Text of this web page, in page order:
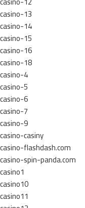
casino-13
casino-14
casino-15
casino-16
casino-18
casino-4
casino-5
casino-6
casino-7
casino-9
casino-casiny
casino-flashdash.com
casino-spin-panda.com
casino1
casino10
casino11